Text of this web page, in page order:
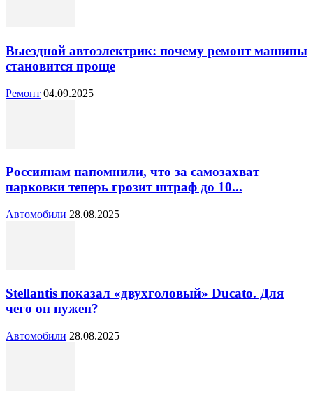
Выездной автоэлектрик: почему ремонт машины
становится проще
Ремонт 04.09.2025
Россиянам напомнили, что за самозахват
парковки теперь грозит штраф до 10...
Автомобили 28.08.2025
Stellantis показал «двухголовый» Ducato. Для
чего он нужен?
Автомобили 28.08.2025